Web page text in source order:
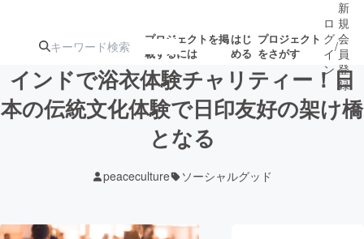
プロジェクトを掲
載するには
はじ
める
プロジェクト
をさがす
注目の新着プロ募集終了が近いプ
ロ
グ
イ
ン
/
新
規
会
員
登
録
インドで浴衣体験チャリティー！日
本の伝統文化体験で日印友好の架け橋
となる
peaceculture ソーシャルグッド